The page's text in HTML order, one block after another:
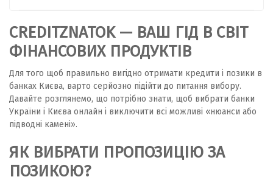
CREDITZNATOK — ВАШ ГІД В СВІТ
ФІНАНСОВИХ ПРОДУКТІВ
Для того щоб правильно вигідно отримати кредити і позики в
банках Києва, варто серйозно підійти до питання вибору.
Давайте розглянемо, що потрібно знати, щоб вибрати банки
України і Києва онлайн і виключити всі можливі «нюанси або
підводні камені».
ЯК ВИБРАТИ ПРОПОЗИЦІЮ ЗА
ПОЗИКОЮ?